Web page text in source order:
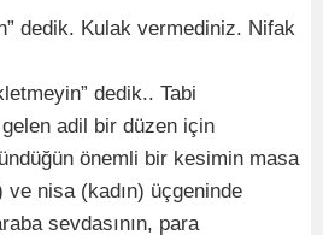
dedik. Kulak vermediniz. Nifak
dedik.. Tabi
adil bir düzen için
önemli bir kesimin masa
nisa (kadın) üçgeninde
sevdasının, para